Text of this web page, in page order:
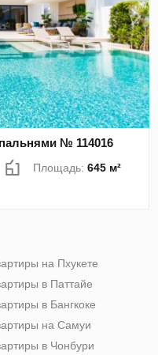
№ 114016
Площадь:645 м²
на Пхукете
в Паттайе
в Бангкоке
на Самуи
в Чонбури